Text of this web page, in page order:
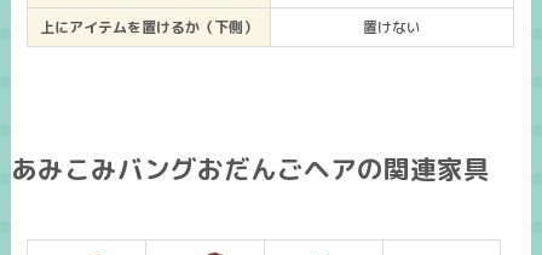
上にアイテムを置けるか（下側）
置けない
あみこみバングおだんごヘアの関連家具